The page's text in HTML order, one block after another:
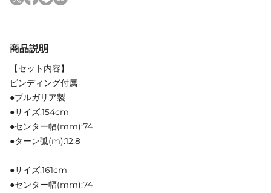
商品説明
【セット内容】
ビンディング付属
●ブルガリア製
●サイズ:154cm
●センター幅(mm):74
●ターン弧(m):12.8
●サイズ:161cm
●センター幅(mm):74